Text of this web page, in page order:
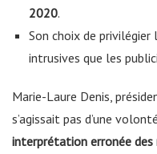
2020.
Son choix de privilégier
intrusives que les
Marie-Laure Denis,
s’agissait pas d’une
interprétation erronée des